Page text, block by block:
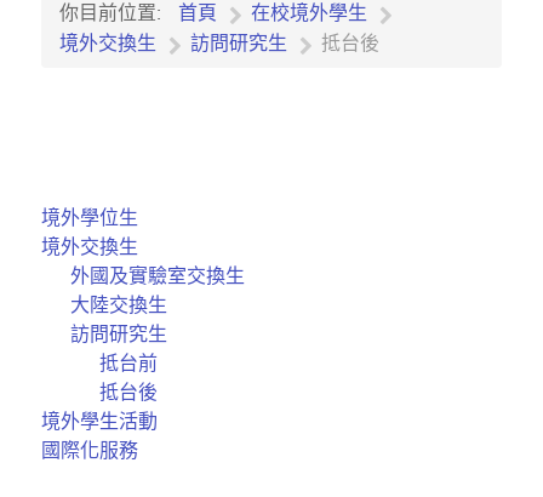
你目前位置: 首頁
在校境外學生
境外交換生
訪問研究生 抵台後
境外學位生
境外交換生
外國及實驗室交換生
大陸交換生
訪問研究生
抵台前
抵台後
境外學生活動
國際化服務